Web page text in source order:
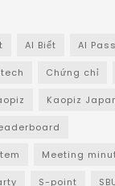
AI Biết AI
Chứng chỉ
Kaopiz
Meeting
S-point